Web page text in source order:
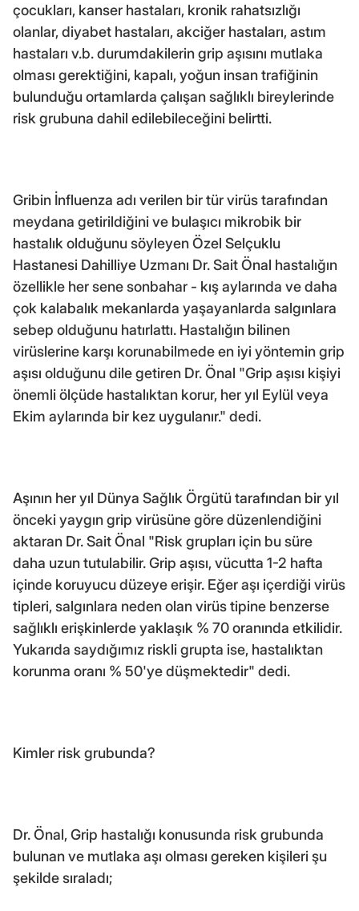
çocukları, kanser hastaları, kronik rahatsızlığı
olanlar, diyabet hastaları, akciğer hastaları, astım
hastaları v.b. durumdakilerin grip aşısını mutlaka
olması gerektiğini, kapalı, yoğun insan trafiğinin
bulunduğu ortamlarda çalışan sağlıklı bireylerinde
risk grubuna dahil edilebileceğini belirtti.
Gribin İnfluenza adı verilen bir tür virüs tarafından
meydana getirildiğini ve bulaşıcı mikrobik bir
hastalık olduğunu söyleyen Özel Selçuklu
Hastanesi Dahilliye Uzmanı Dr. Sait Önal hastalığın
özellikle her sene sonbahar - kış aylarında ve daha
çok kalabalık mekanlarda yaşayanlarda salgınlara
sebep olduğunu hatırlattı. Hastalığın bilinen
virüslerine karşı korunabilmede en iyi yöntemin grip
aşısı olduğunu dile getiren Dr. Önal "Grip aşısı kişiyi
önemli ölçüde hastalıktan korur, her yıl Eylül veya
Ekim aylarında bir kez uygulanır." dedi.
Aşının her yıl Dünya Sağlık Örgütü tarafından bir yıl
önceki yaygın grip virüsüne göre düzenlendiğini
aktaran Dr. Sait Önal "Risk grupları için bu süre
daha uzun tutulabilir. Grip aşısı, vücutta 1-2 hafta
içinde koruyucu düzeye erişir. Eğer aşı içerdiği virüs
tipleri, salgınlara neden olan virüs tipine benzerse
sağlıklı erişkinlerde yaklaşık % 70 oranında etkilidir.
Yukarıda saydığımız riskli grupta ise, hastalıktan
korunma oranı % 50'ye düşmektedir" dedi.
Kimler risk grubunda?
Dr. Önal, Grip hastalığı konusunda risk grubunda
bulunan ve mutlaka aşı olması gereken kişileri şu
şekilde sıraladı;